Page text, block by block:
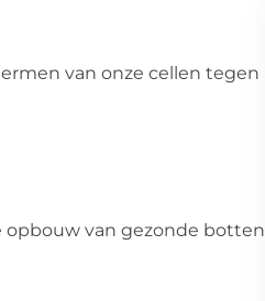
van onze cellen tegen
opbouw van gezonde botten